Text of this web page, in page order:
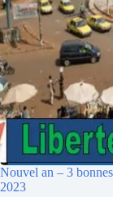
Nouvel an – 3
2023